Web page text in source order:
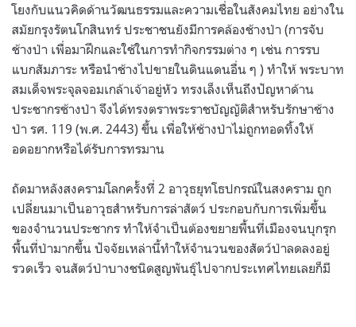
โยงกับแนวคิดด้านวัฒนธรรมและความเชื่อในสังคมไทย อย่างใน
สมัยกรุงรัตนโกสินทร์ ประชาชนยังมีการคล้องช้างป่า (การจับ
ช้างป่า เพื่อมาฝึกและใช้ในการทำกิจกรรมต่าง ๆ เช่น การรบ
แบกสัมภาระ หรือนำช้างไปขายในดินแดนอื่น ๆ ) ทำให้ พระบาท
สมเด็จพระจุลจอมเกล้าเจ้าอยู่หัว ทรงเล็งเห็นถึงปัญหาด้าน
ประชากรช้างป่า จึงได้ทรงตราพระราชบัญญัติสำหรับรักษาช้าง
ป่า รศ. 119 (พ.ศ. 2443) ขึ้น เพื่อให้ช้างป่าไม่ถูกทอดทิ้งให้
อดอยากหรือได้รับการทรมาน
ถัดมาหลังสงครามโลกครั้งที่ 2 อาวุธยุทโธปกรณ์ในสงคราม ถูก
เปลี่ยนมาเป็นอาวุธสำหรับการล่าสัตว์ ประกอบกับการเพิ่มขึ้น
ของจำนวนประชากร ทำให้จำเป็นต้องขยายพื้นที่เมืองจนบุกรุก
พื้นที่ป่ามากขึ้น ปัจจัยเหล่านี้ทำให้จำนวนของสัตว์ป่าลดลงอยู่
รวดเร็ว จนสัตว์ป่าบางชนิดสูญพันธุ์ไปจากประเทศไทยเลยก็มี